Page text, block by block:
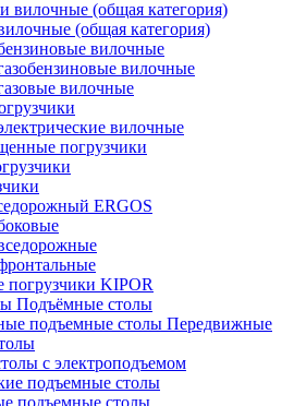
(общая категория)
вилочные
вилочные
вилочные
вилочные
погрузчики
ERGOS
погрузчики KIPOR
Подъёмные столы
Передвижные
с электроподъемом
подъемные столы
подъемные столы